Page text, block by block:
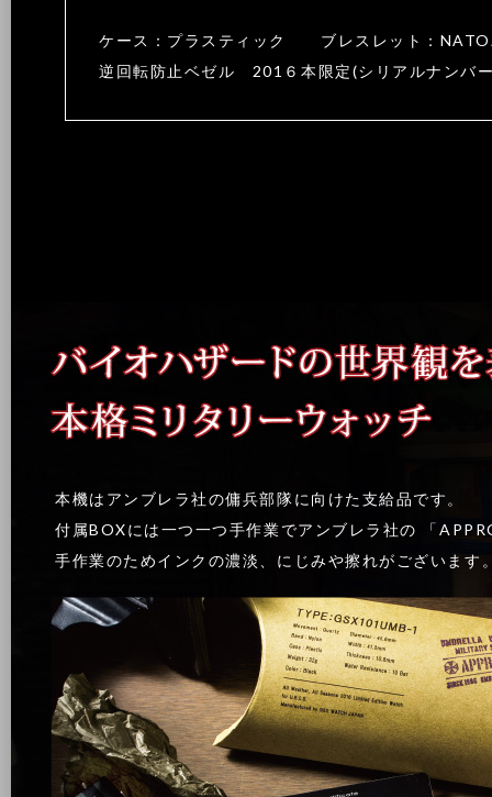
ケース：プラスティック ブレスレット：
逆回転防止ベゼル 201６本限定(シリアルナンバ
本機はアンブレラ社の傭兵部隊に向けた支給品です。
付属BOXには一つ一つ手作業でアンブレラ社の 「
手作業のためインクの濃淡、にじみや擦れがございます